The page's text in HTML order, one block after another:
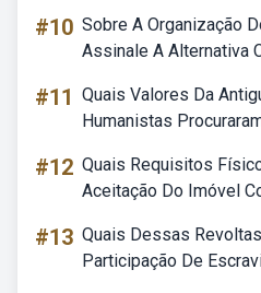
#10 Sobre A Organização
Assinale A Alternativa
#11 Quais Valores Da
Humanistas
#12 Quais Requisitos
Aceitação Do Imóvel
#13 Quais Dessas
Participação De